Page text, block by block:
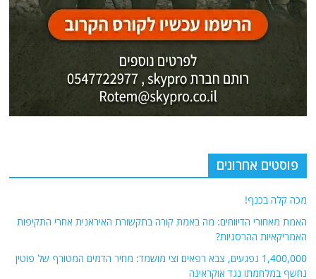
1,400,000 נפגעים, צבא רפאים וצי מושמד: מחיר הדמים המטורף של פוטין
נחשף במלחמתו נגד אוקראינה
סחיטה במיליארדים: מאחורי דרישת החוב של איראן והאיומים במפרץ להשמיד
את כל צי מכליות הנפט של עיראק
בין קריסה כלכלית לשרידות המשטר: האיראנים מתחננים לכסף עוד לפני
אודות
אתר החדשות נציב.נט מבצע איסוף ועיבוד של מידע ממקורות המודיעין הגלוי
(רשתות חברתיות, עיתונות, עדויות מקומיות ועוד) על מנת להביא את תמונת
המצב המקיפה והמדויקת ביותר של השטח.